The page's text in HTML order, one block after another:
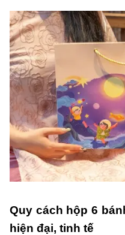
Quy cách hộp 6
hiện đại, tinh tế